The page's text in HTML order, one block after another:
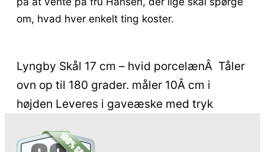
om, hvad hver enkelt ting koster.
Lyngby Skål 17 cm – hvid porcelænÂ Tåler
ovn op til 180 grader. måler 10Â cm i
højden Leveres i gaveæske med tryk